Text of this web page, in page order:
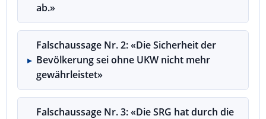
ab.»
Falschaussage Nr. 2: «Die Sicherheit der
Bevölkerung sei ohne UKW nicht mehr
gewährleistet»
Falschaussage Nr. 3: «Die SRG hat durch die